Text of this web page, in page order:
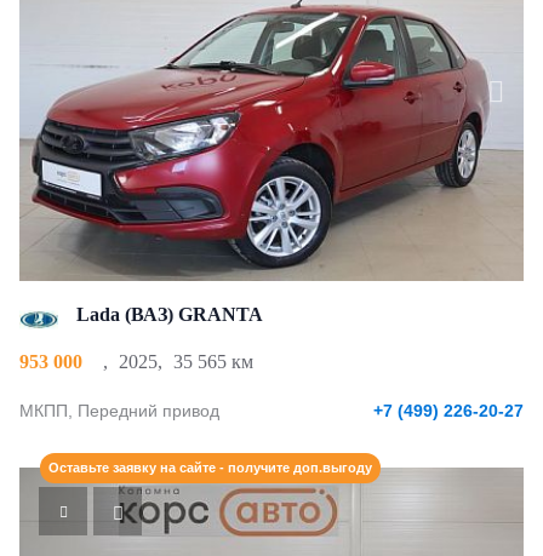
Lada (ВАЗ) GRANTA
953 000 , 2025, 35 565 км
МКПП, Передний привод +7 (499) 226-20-27
Оставьте заявку на сайте - получите доп.выгоду